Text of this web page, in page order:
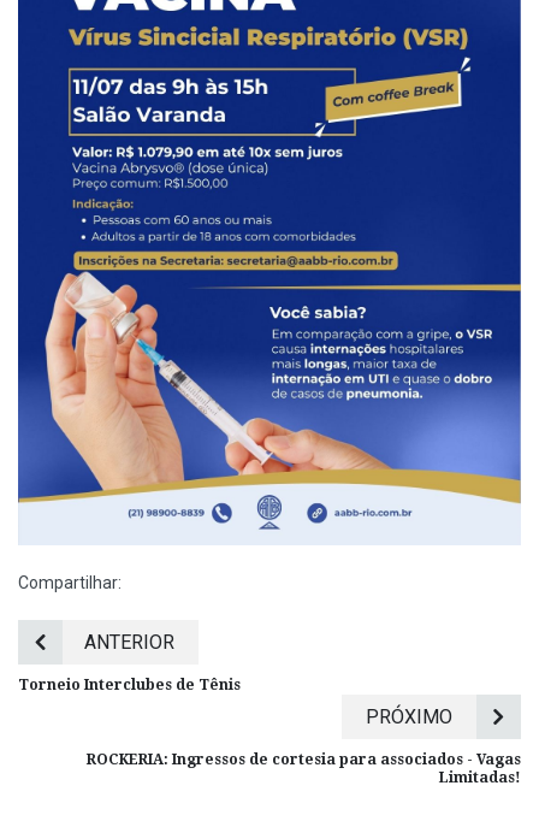
Compartilhar:
ANTERIOR
Torneio Interclubes de Tênis
PRÓXIMO
ROCKERIA: Ingressos de cortesia para associados - Vagas
Limitadas!